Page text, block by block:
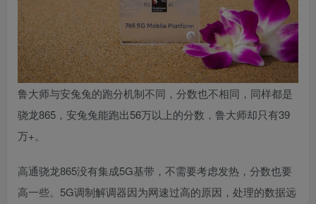
鲁大师与安兔兔的跑分机制不同，分数也不相同，同样都是
骁龙865，安兔兔能跑出56万以上的分数，鲁大师却只有39
万+。
高通骁龙865没有集成5G基带，不需要考虑发热，分数也要
高一些。5G调制解调器因为网速过高的原因，处理的数据远